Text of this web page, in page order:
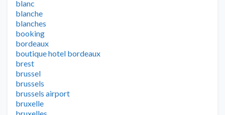
blanc
blanche
blanches
booking
bordeaux
boutique hotel bordeaux
brest
brussel
brussels
brussels airport
bruxelle